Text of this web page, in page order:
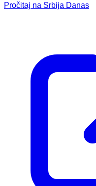
Pročitaj na Srbija Danas